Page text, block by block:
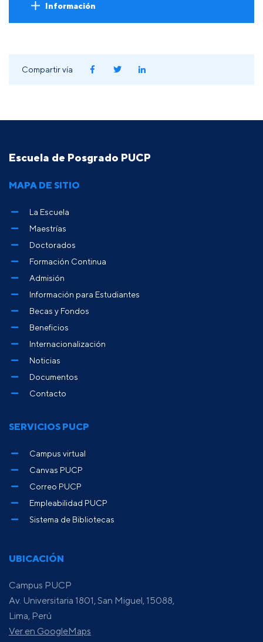
Información
Compartir vía
Escuela de Posgrado PUCP
UBICACIÓN
Campus PUCP
Av. Universitaria 1801, San Miguel, 15088,
Lima, Perú
Ver en GoogleMaps
MAPA DE SITIO
La Escuela
Maestrías
Doctorados
Formación Continua
Admisión
Información para Estudiantes
Becas y Fondos
Beneficios
Internacionalización
Noticias
Documentos
Contacto
SERVICIOS PUCP
Campus virtual
Canvas PUCP
Correo PUCP
Empleabilidad PUCP
Sistema de Bibliotecas